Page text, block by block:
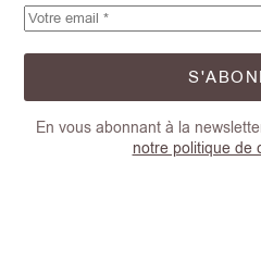
En vous abonnant à la
notre politique de